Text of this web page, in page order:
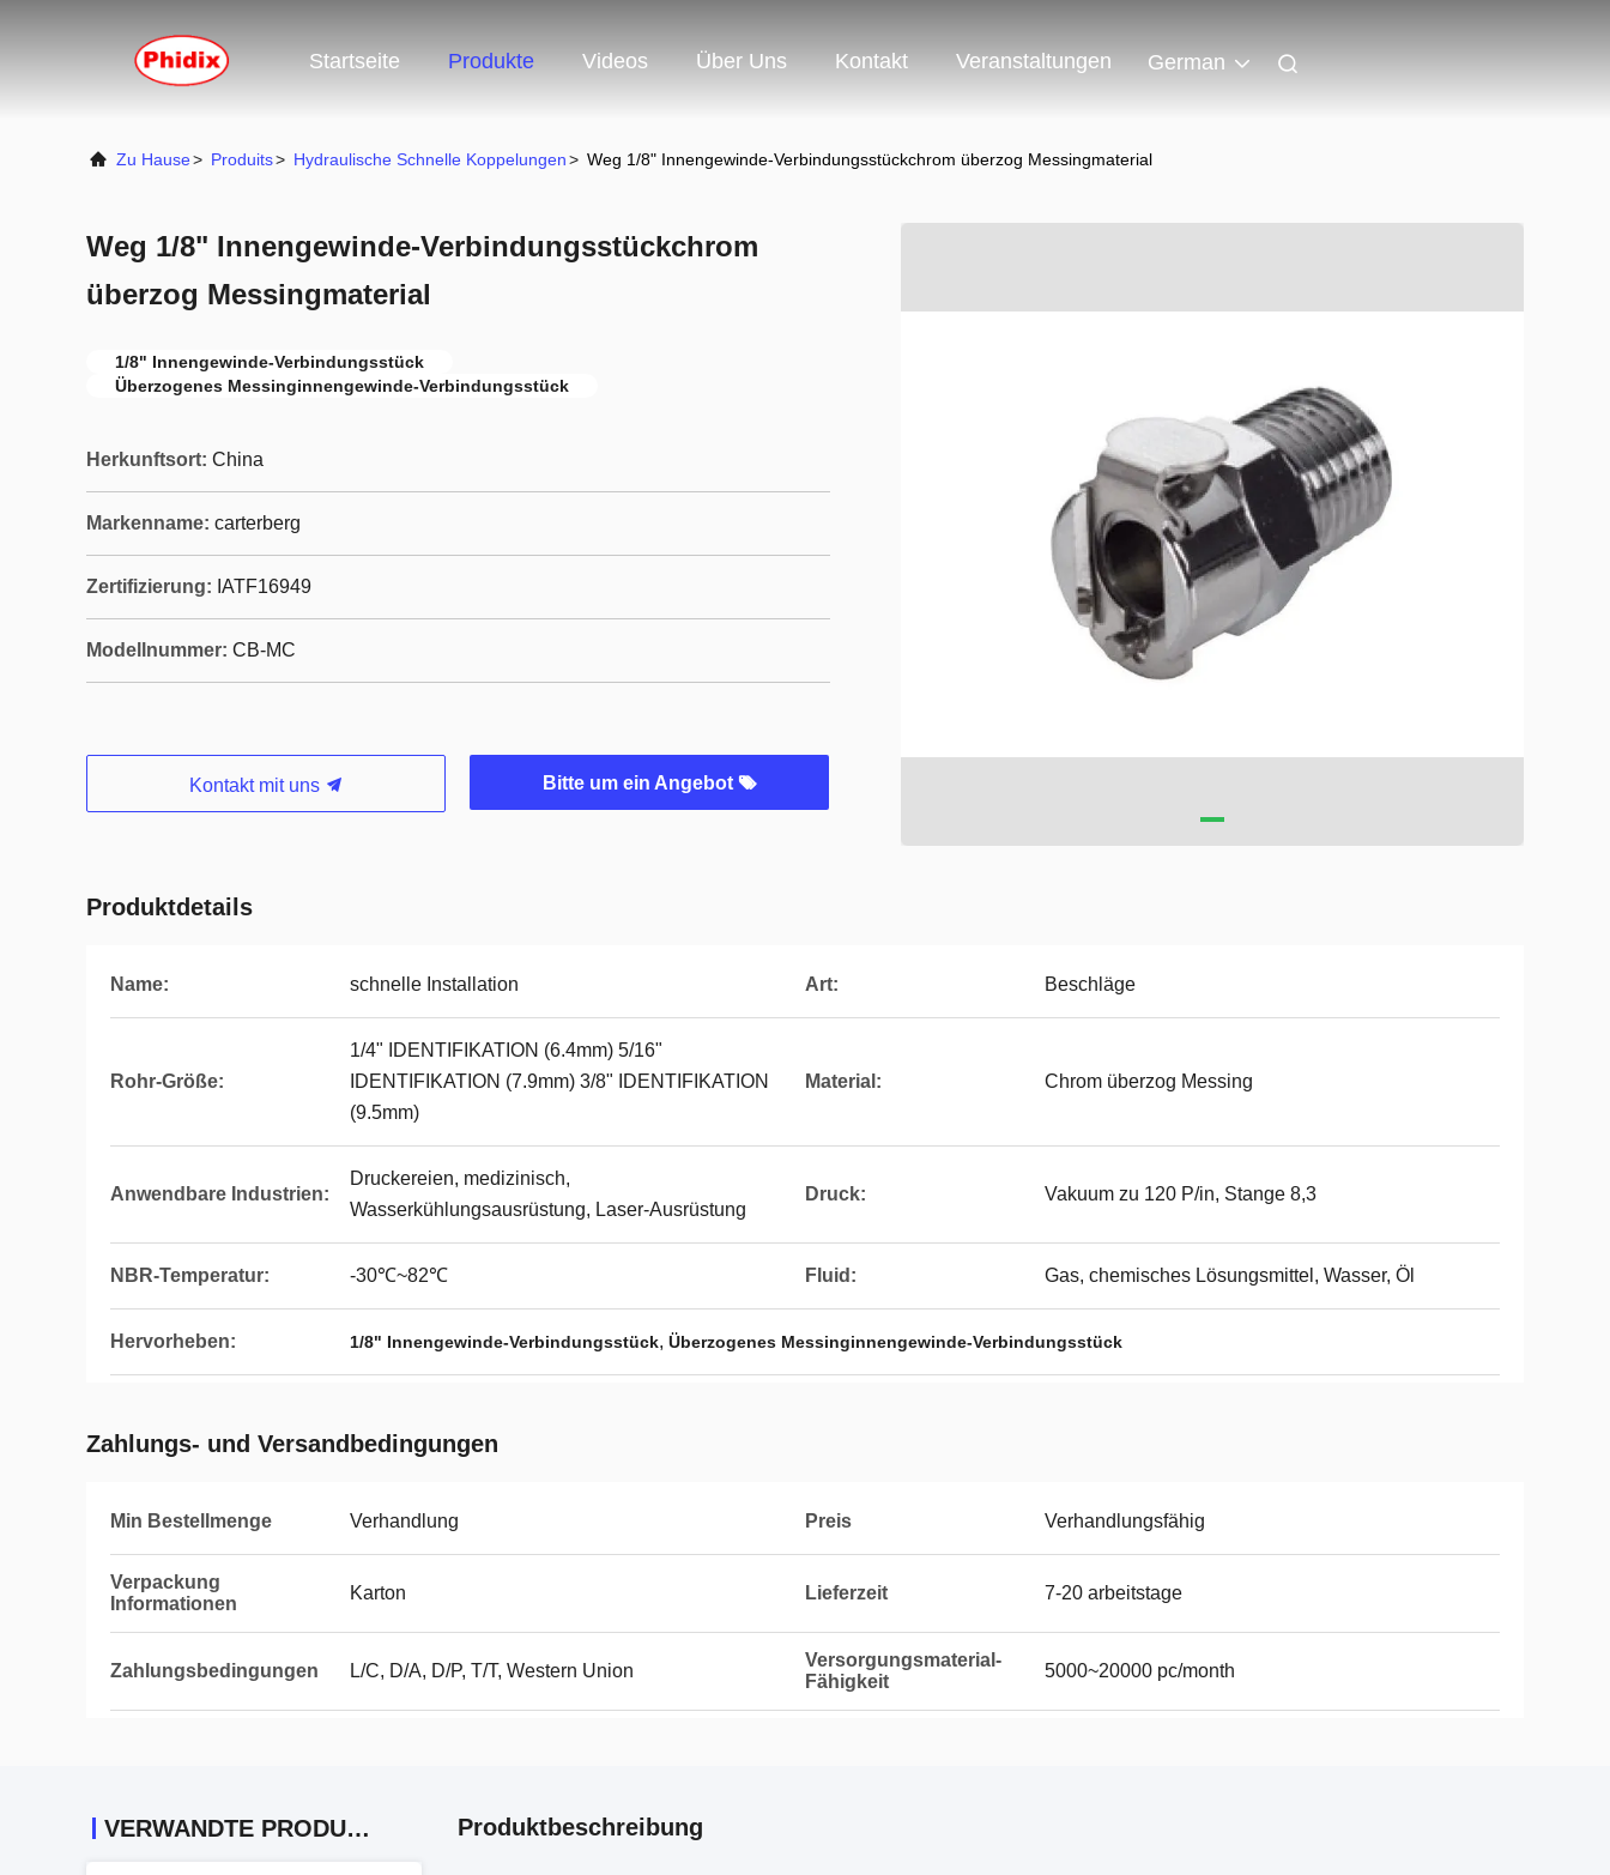
Startseite Produkte Videos Über Uns Kontakt Veranstaltungen German
Zu Hause> Produits> Hydraulische Schnelle Koppelungen> Weg 1/8" Innengewinde-Verbindungsstückchrom überzog Messingmaterial
Weg 1/8" Innengewinde-Verbindungsstückchrom
überzog Messingmaterial
1/8" Innengewinde-Verbindungsstück
Überzogenes Messinginnengewinde-Verbindungsstück
Herkunftsort: China
Markenname: carterberg
Zertifizierung: IATF16949
Modellnummer: CB-MC
Kontakt mit uns Bitte um ein Angebot
Produktdetails
Name: schnelle Installation Art: Beschläge
Rohr-Größe:
1/4" IDENTIFIKATION (6.4mm) 5/16"
IDENTIFIKATION (7.9mm) 3/8" IDENTIFIKATION
(9.5mm)
Material: Chrom überzog Messing
Anwendbare Industrien:
Druckereien, medizinisch,
Wasserkühlungsausrüstung, Laser-Ausrüstung
Druck: Vakuum zu 120 P/in, Stange 8,3
NBR-Temperatur: -30℃~82℃ Fluid: Gas, chemisches Lösungsmittel, Wasser, Öl
Hervorheben: 1/8" Innengewinde-Verbindungsstück, Überzogenes Messinginnengewinde-Verbindungsstück
Zahlungs- und Versandbedingungen
Min Bestellmenge Verhandlung Preis Verhandlungsfähig
Verpackung
Informationen
Karton Lieferzeit 7-20 arbeitstage
Zahlungsbedingungen L/C, D/A, D/P, T/T, Western Union
Versorgungsmaterial-
Fähigkeit
5000~20000 pc/month
VERWANDTE PRODUKTE Produktbeschreibung